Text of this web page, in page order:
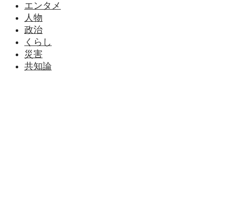
エンタメ
人物
政治
くらし
災害
共知論